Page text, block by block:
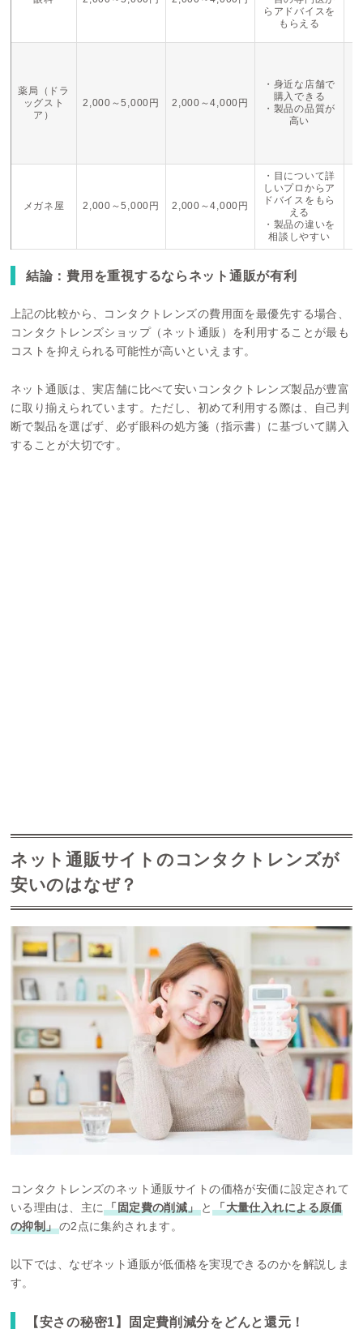
らアドバイスを
もらえる
薬局（ドラ
ッグスト
ア）
2,000～5,000円 2,000～4,000円
・身近な店舗で
購入できる
・製品の品質が
高い
メガネ屋 2,000～5,000円 2,000～4,000円
・目について詳
しいプロからア
ドバイスをもら
える
・製品の違いを
相談しやすい
結論：費用を重視するならネット通販が有利
上記の比較から、コンタクトレンズの費用面を最優先する場合、
コンタクトレンズショップ（ネット通販）を利用することが最も
コストを抑えられる可能性が高いといえます。
ネット通販は、実店舗に比べて安いコンタクトレンズ製品が豊富
に取り揃えられています。ただし、初めて利用する際は、自己判
断で製品を選ばず、必ず眼科の処方箋（指示書）に基づいて購入
することが大切です。
ネット通販サイトのコンタクトレンズが
安いのはなぜ？
コンタクトレンズのネット通販サイトの価格が安価に設定されて
いる理由は、主に「固定費の削減」と「大量仕入れによる原価
の抑制」の2点に集約されます。
以下では、なぜネット通販が低価格を実現できるのかを解説しま
す。
【安さの秘密1】固定費削減分をどんと還元！